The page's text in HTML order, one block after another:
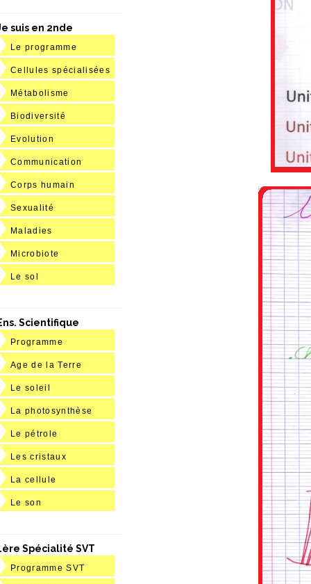
suis en 2nde
Le programme
Cellules spécialisées
Métabolisme
Biodiversité
Evolution
Communication
Corps humain
Sexualité
Maladies
Microbiote
Le sol
Scientifique
Programme
Age de la Terre
Le soleil
La photosynthèse
Le pétrole
Les cristaux
La cellule
Le son
Spécialité SVT
Programme SVT